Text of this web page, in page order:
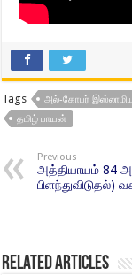
Tags அல்-கோபர்
தமிழ் பாயன்
Previous
அத்தியாயம் 84
பிளந்துவிடுதல்)
Related Articles